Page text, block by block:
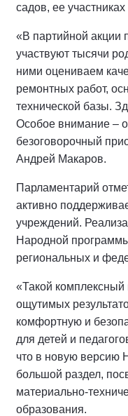
садов, ее
«В партийной акции
участвуют тысячи
ними оцениваем
ремонтных работ,
технической базы.
Особое внимание –
безоговорочный
Андрей Макаров.
Парламентарий
активно
учреждений.
Народной
региональных и
«Такой комплексный
ощутимых
комфортную и
для детей и
что в новую версию
большой раздел,
материально-
образования.